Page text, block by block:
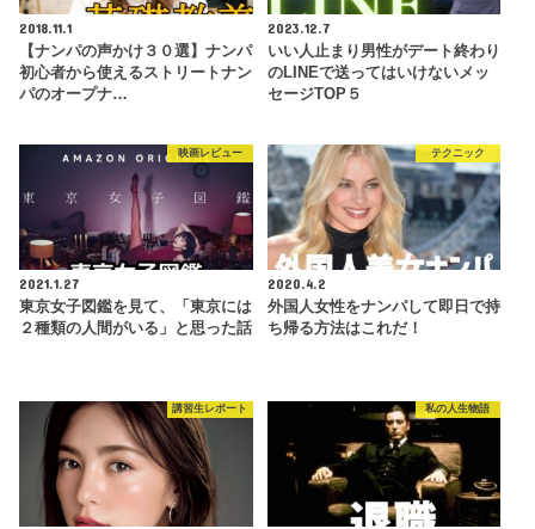
2018.11.1
【ナンパの声かけ３０選】ナンパ
初心者から使えるストリートナン
パのオープナ…
2023.12.7
いい人止まり男性がデート終わり
のLINEで送ってはいけないメッ
セージTOP５
映画レビュー
2021.1.27
東京女子図鑑を見て、「東京には
２種類の人間がいる」と思った話
テクニック
2020.4.2
外国人女性をナンパして即日で持
ち帰る方法はこれだ！
講習生レポート 私の人生物語